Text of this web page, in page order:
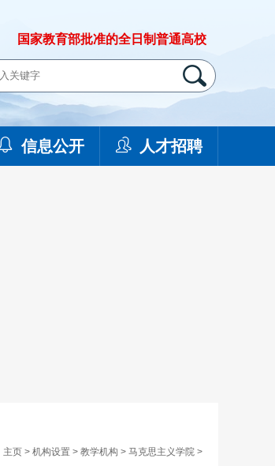
国家教育部批准的全日制普通高校
信息公开 人才招聘
主页 > 机构设置 > 教学机构 > 马克思主义学院 >